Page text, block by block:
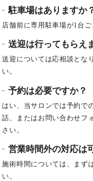
駐車場はありますか
店舗前に専用駐車場が1台ご
送迎は行ってもらえ
送迎については応相談とな
い。
予約は必要ですか？
はい、当サロンでは予約で
話、またはお問い合わせフ
さい。
営業時間外の対応は
施術時間については、まず
い。